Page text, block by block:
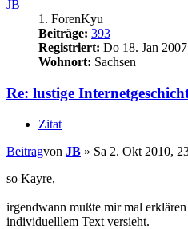
JB
1. ForenKyu
Beiträge: 393
Registriert: Do 18. Jan
Wohnort: Sachsen
Re: lustige
Zitat
Beitragvon JB » Sa 2. Okt 2010,
so Kayre,
irgendwann mußte mir mal
individuelllem Text versieht.